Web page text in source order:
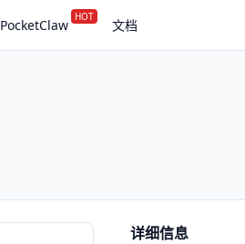
PocketClaw HOT 文档
详细信息